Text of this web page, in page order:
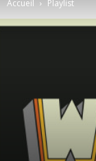
Accueil Playlist